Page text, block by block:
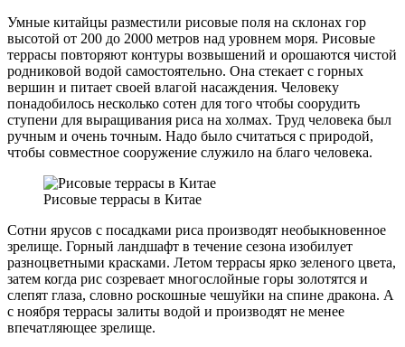
Умные китайцы разместили рисовые поля на склонах гор
высотой от 200 до 2000 метров над уровнем моря. Рисовые
террасы повторяют контуры возвышений и орошаются чистой
родниковой водой самостоятельно. Она стекает с горных
вершин и питает своей влагой насаждения. Человеку
понадобилось несколько сотен для того чтобы соорудить
ступени для выращивания риса на холмах. Труд человека был
ручным и очень точным. Надо было считаться с природой,
чтобы совместное сооружение служило на благо человека.
Рисовые террасы в Китае
Сотни ярусов с посадками риса производят необыкновенное
зрелище. Горный ландшафт в течение сезона изобилует
разноцветными красками. Летом террасы ярко зеленого цвета,
затем когда рис созревает многослойные горы золотятся и
слепят глаза, словно роскошные чешуйки на спине дракона. А
с ноября террасы залиты водой и производят не менее
впечатляющее зрелище.